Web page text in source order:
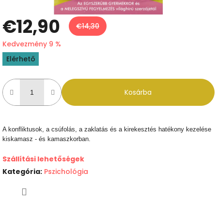
€12,90
€14,30
Kedvezmény 9 %
Egységár:
Elérhető
Kosárba
A konfliktusok, a csúfolás, a zaklatás és a kirekesztés hatékony kezelése
kiskamasz - és kamaszkorban.
Szállítási lehetőségek
Kategória: Pszichológia